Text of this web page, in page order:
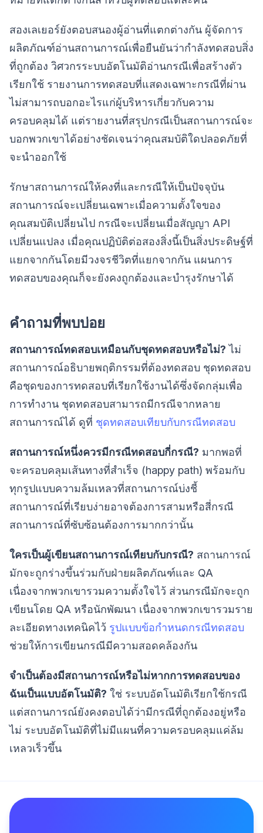
สองเลเยอร์ยังตอบสนองผู้อ่านที่แตกต่างกัน ผู้จัดการ
ผลิตภัณฑ์อ่านสถานการณ์เพื่อยืนยันว่ากำลังทดสอบสิ่ง
ที่ถูกต้อง วิศวกรระบบอัตโนมัติอ่านกรณีเพื่อสร้างตัว
เรียกใช้ รายงานการทดสอบที่แสดงเฉพาะกรณีที่ผ่าน
ไม่สามารถบอกอะไรแก่ผู้บริหารเกี่ยวกับความ
ครอบคลุมได้ แต่รายงานที่สรุปกรณีเป็นสถานการณ์จะ
บอกพวกเขาได้อย่างชัดเจนว่าคุณสมบัติใดปลอดภัยที่
จะนำออกใช้
รักษาสถานการณ์ให้คงที่และกรณีให้เป็นปัจจุบัน
สถานการณ์จะเปลี่ยนเฉพาะเมื่อความตั้งใจของ
คุณสมบัติเปลี่ยนไป กรณีจะเปลี่ยนเมื่อสัญญา API
เปลี่ยนแปลง เมื่อคุณปฏิบัติต่อสองสิ่งนี้เป็นสิ่งประดิษฐ์ที่
แยกจากกันโดยมีวงจรชีวิตที่แยกจากกัน แผนการ
ทดสอบของคุณก็จะยังคงถูกต้องและบำรุงรักษาได้
คำถามที่พบบ่อย
สถานการณ์ทดสอบเหมือนกับชุดทดสอบหรือไม่? ไม่
สถานการณ์อธิบายพฤติกรรมที่ต้องทดสอบ ชุดทดสอบ
คือชุดของการทดสอบที่เรียกใช้งานได้ซึ่งจัดกลุ่มเพื่อ
การทำงาน ชุดทดสอบสามารถมีกรณีจากหลาย
สถานการณ์ได้ ดูที่ ชุดทดสอบเทียบกับกรณีทดสอบ
สถานการณ์หนึ่งควรมีกรณีทดสอบกี่กรณี? มากพอที่
จะครอบคลุมเส้นทางที่สำเร็จ (happy path) พร้อมกับ
ทุกรูปแบบความล้มเหลวที่สถานการณ์บ่งชี้
สถานการณ์ที่เรียบง่ายอาจต้องการสามหรือสี่กรณี
สถานการณ์ที่ซับซ้อนต้องการมากกว่านั้น
ใครเป็นผู้เขียนสถานการณ์เทียบกับกรณี? สถานการณ์
มักจะถูกร่างขึ้นร่วมกับฝ่ายผลิตภัณฑ์และ QA
เนื่องจากพวกเขารวมความตั้งใจไว้ ส่วนกรณีมักจะถูก
เขียนโดย QA หรือนักพัฒนา เนื่องจากพวกเขารวมราย
ละเอียดทางเทคนิคไว้ รูปแบบข้อกำหนดกรณีทดสอบ
ช่วยให้การเขียนกรณีมีความสอดคล้องกัน
จำเป็นต้องมีสถานการณ์หรือไม่หากการทดสอบของ
ฉันเป็นแบบอัตโนมัติ? ใช่ ระบบอัตโนมัติเรียกใช้กรณี
แต่สถานการณ์ยังคงตอบได้ว่ามีกรณีที่ถูกต้องอยู่หรือ
ไม่ ระบบอัตโนมัติที่ไม่มีแผนที่ความครอบคลุมแค่ล้ม
เหลวเร็วขึ้น